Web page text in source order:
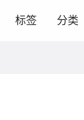
标签 分类